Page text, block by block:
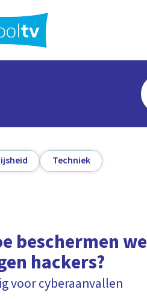
Techniek
beschermen
hackers?
voor cyberaanvallen